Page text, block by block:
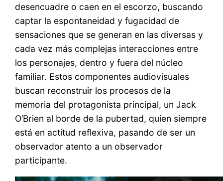
desencuadre o caen en el escorzo, buscando
captar la espontaneidad y fugacidad de
sensaciones que se generan en las diversas y
cada vez más complejas interacciones entre
los personajes, dentro y fuera del núcleo
familiar. Estos componentes audiovisuales
buscan reconstruir los procesos de la
memoria del protagonista principal, un Jack
O’Brien al borde de la pubertad, quien siempre
está en actitud reflexiva, pasando de ser un
observador atento a un observador
participante.